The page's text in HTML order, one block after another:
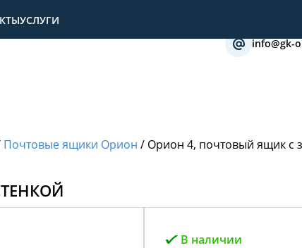
info@gk-
УСЛУГИ
Почтовые ящики Орион / Орион 4, почтовый ящик с
В наличии